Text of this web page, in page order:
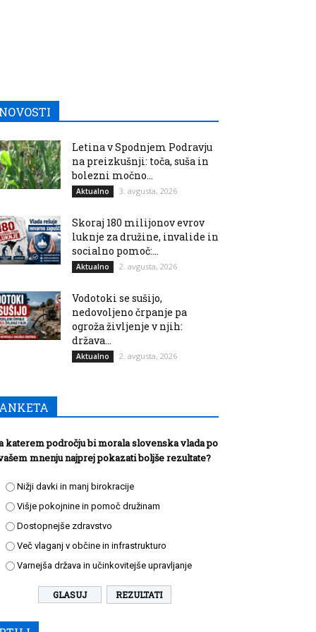
Letina v Spodnjem Podravju
na preizkušnji: toča, suša in
bolezni močno...
Aktualno 3. avgusta, 2026
Skoraj 180 milijonov evrov
luknje za družine, invalide in
socialno pomoč:...
Aktualno 2. avgusta, 2026
Vodotoki se sušijo,
nedovoljeno črpanje pa
ogroža življenje v njih:
država...
Aktualno 2. avgusta, 2026
katerem področju bi morala slovenska vlada po
mnenju najprej pokazati boljše rezultate?
Nižji davki in manj birokracije
Višje pokojnine in pomoč družinam
Dostopnejše zdravstvo
Več vlaganj v občine in infrastrukturo
Varnejša država in učinkovitejše upravljanje
REZULTATI